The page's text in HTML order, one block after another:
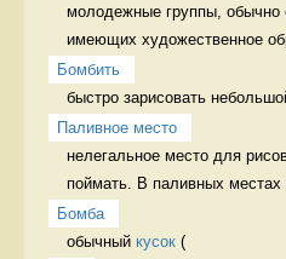
молодежные группы, обычно
имеющих художественное
Бомбить
быстро зарисовать
Паливное место
нелегальное место для
поймать. В паливных местах
Бомба
обычный кусок (